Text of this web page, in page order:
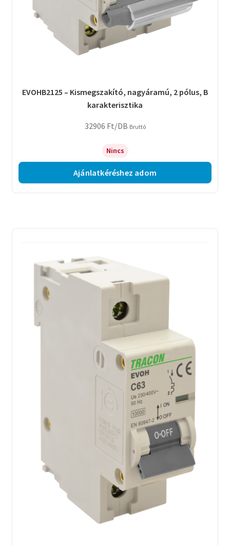
EVOHB2125 – Kismegszakító, nagyáramú, 2 pólus, B
karakterisztika
32906 Ft/DB Bruttó
Nincs
Ajánlatkéréshez adom